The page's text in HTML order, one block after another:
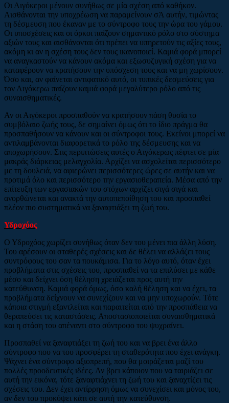
Οι Αιγόκεροι μένουν συνήθως σε μία σχέση από καθήκον.
Αισθάνονται την υποχρέωση να παραμείνουν σΆ αυτήν, τιμώντας
τη δέσμευση που έκαναν με το σύντροφο τους την ώρα του γάμου.
Οι υποσχέσεις και οι όρκοι παίζουν σημαντικό ρόλο στο σύστημα
αξιών τους και αισθάνονται ότι πρέπει να υπηρετούν τις αξίες τους,
ακόμη κι αν η σχέση τους δεν τους ικανοποιεί. Καμιά φορά μπορεί
να αναγκαστούν να κάνουν ακόμα και εξωσυζυγική σχέση για να
καταφέρουν να κρατήσουν την υπόσχεση τους και να μη χωρίσουν.
Όσο και, αν φαίνεται αντιφατικό αυτό, οι τυπικές δεσμεύσεις για
τον Αιγόκερω παίζουν καμιά φορά μεγαλύτερο ρόλο από τις
συναισθηματικές.
Αν οι Αιγόκεροι προσπαθούν να κρατήσουν πάση θυσία το
συμβόλαιο ζωής τους, δε σημαίνει όμως ότι το ίδιο πράγμα θα
προσπαθήσουν να κάνουν και οι σύντροφοι τους. Εκείνοι μπορεί να
αντιλαμβάνονται διαφορετικά το ρόλο της δέσμευσης και να
αποχωρήσουν. Στις περιπτώσεις αυτές ο Αιγόκερως πέφτει σε μία
μακράς διάρκειας μελαγχολία. Αρχίζει να ασχολείται περισσότερο
με τη δουλειά, να αφιερώνει περισσότερες ώρες σε αυτήν και να
προτιμά όλο και περισσότερο την εργασιοθεραπεία. Μέσα από την
επίτευξη των εργασιακών του στόχων αρχίζει σιγά σιγά και
ανορθώνεται και ανακτά την αυτοπεποίθηση του και προσπαθεί
πλέον πιο συστηματικά να ξαναφτιάξει τη ζωή του.
Υδροχόος
Ο Υδροχόος χωρίζει συνήθως όταν δεν του μένει πια άλλη λύση.
Του αρέσουν οι σταθερές σχέσεις και δε θέλει να αλλάζει τους
συντρόφους του σαν τα πουκάμισα. Για το λόγο αυτό, όταν έχει
προβλήματα στις σχέσεις του, προσπαθεί να τα επιλύσει με κάθε
μέσο και δείχνει όση θέληση χρειάζεται προς αυτή την
κατεύθυνση. Καμιά φορά όμως, όσο καλή θέληση και να έχει, τα
προβλήματα δείχνουν να συνεχίζουν και να μην υποχωρούν. Τότε
κάποια στιγμή εξαντλείται και παραιτείται από την προσπάθεια να
θεραπεύσει τις καταστάσεις. Αποστασιοποιείται συναισθηματικά
και η στάση του απέναντι στο σύντροφο του ψυχραίνει.
Προσπαθεί να ξαναφτιάξει τη ζωή του και να βρει ένα άλλο
σύντροφο που να του προσφέρει τη σταθερότητα που έχει ανάγκη.
Ψάχνει ένα σύντροφο αξιοπρεπή, που θα μοιράζεται μαζί του
πολλές προοδευτικές ιδέες. Αν βρει κάποιον που να ταιριάζει σε
αυτή την εικόνα, τότε ξαναφτιάχνει τη ζωή του και ξαναχτίζει τις
σχέσεις του. Δεν έχει αντίρρηση όμως να συνεχίσει και μόνος του,
αν δεν του προκύψει κάτι σε αυτή την κατεύθυνση.